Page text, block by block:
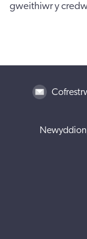
gweithiwr y